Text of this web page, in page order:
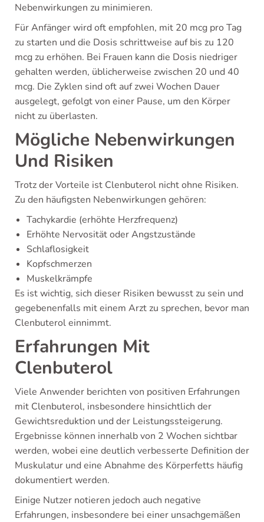
Nebenwirkungen zu minimieren.
Für Anfänger wird oft empfohlen, mit 20 mcg pro Tag
zu starten und die Dosis schrittweise auf bis zu 120
mcg zu erhöhen. Bei Frauen kann die Dosis niedriger
gehalten werden, üblicherweise zwischen 20 und 40
mcg. Die Zyklen sind oft auf zwei Wochen Dauer
ausgelegt, gefolgt von einer Pause, um den Körper
nicht zu überlasten.
Mögliche Nebenwirkungen
Und Risiken
Trotz der Vorteile ist Clenbuterol nicht ohne Risiken.
Zu den häufigsten Nebenwirkungen gehören:
Tachykardie (erhöhte Herzfrequenz)
Erhöhte Nervosität oder Angstzustände
Schlaflosigkeit
Kopfschmerzen
Muskelkrämpfe
Es ist wichtig, sich dieser Risiken bewusst zu sein und
gegebenenfalls mit einem Arzt zu sprechen, bevor man
Clenbuterol einnimmt.
Erfahrungen Mit
Clenbuterol
Viele Anwender berichten von positiven Erfahrungen
mit Clenbuterol, insbesondere hinsichtlich der
Gewichtsreduktion und der Leistungssteigerung.
Ergebnisse können innerhalb von 2 Wochen sichtbar
werden, wobei eine deutlich verbesserte Definition der
Muskulatur und eine Abnahme des Körperfetts häufig
dokumentiert werden.
Einige Nutzer notieren jedoch auch negative
Erfahrungen, insbesondere bei einer unsachgemäßen